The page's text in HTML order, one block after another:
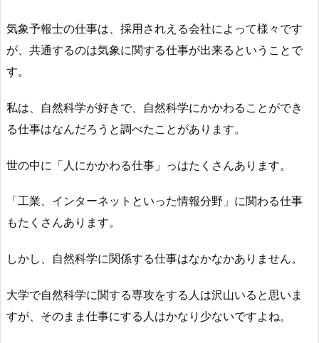
気象予報士の仕事は、採用されえる会社によって様々です
が、共通するのは気象に関する仕事が出来るということで
す。
私は、自然科学が好きで、自然科学にかかわることができ
る仕事はなんだろうと調べたことがあります。
世の中に「人にかかわる仕事」っはたくさんあります。
「工業、インターネットといった情報分野」に関わる仕事
もたくさんあります。
しかし、自然科学に関係する仕事はなかなかありません。
大学で自然科学に関する専攻をする人は沢山いると思いま
すが、そのまま仕事にする人はかなり少ないですよね。